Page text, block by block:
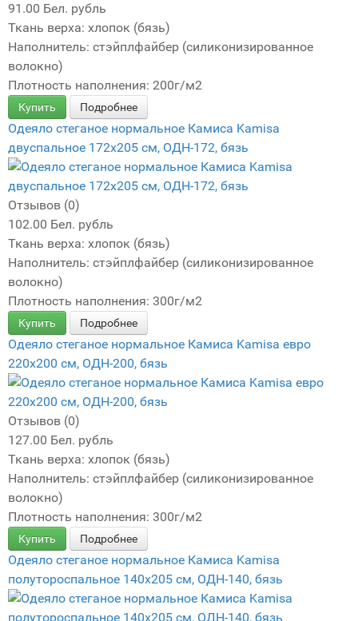
91.00 Бел. рубль
Ткань верха: хлопок (бязь)
Наполнитель: стэйплфайбер (силиконизированное
волокно)
Плотность наполнения: 200г/м2
Купить Подробнее
Одеяло стеганое нормальное Камиса Kamisa
двуспальное 172х205 см, ОДН-172, бязь
Отзывов (0)
102.00 Бел. рубль
Ткань верха: хлопок (бязь)
Наполнитель: стэйплфайбер (силиконизированное
волокно)
Плотность наполнения: 300г/м2
Купить Подробнее
Одеяло стеганое нормальное Камиса Kamisa евро
220х200 см, ОДН-200, бязь
Отзывов (0)
127.00 Бел. рубль
Ткань верха: хлопок (бязь)
Наполнитель: стэйплфайбер (силиконизированное
волокно)
Плотность наполнения: 300г/м2
Купить Подробнее
Одеяло стеганое нормальное Камиса Kamisa
полутороспальное 140х205 см, ОДН-140, бязь